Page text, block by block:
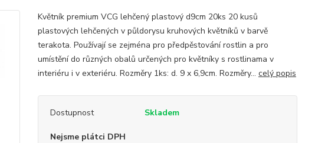
Květník premium VCG lehčený plastový d9cm 20ks 20 kusů
plastových lehčených v půldorysu kruhových květníků v barvě
terakota. Používají se zejména pro předpěstování rostlin a pro
umístění do různých obalů určených pro květníky s rostlinama v
interiéru i v exteriéru. Rozměry 1ks: d. 9 x 6,9cm. Rozměry... celý popis
Dostupnost Skladem
Nejsme plátci DPH